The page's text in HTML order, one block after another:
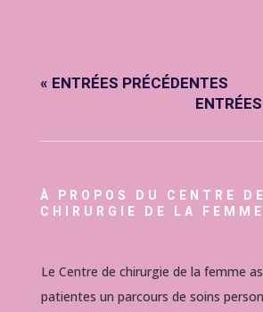
« ENTRÉES PRÉCÉDENTES
À PROPOS DU CENTRE DE
CHIRURGIE DE LA
Le Centre de chirurgie de la femme
patientes un parcours de soins